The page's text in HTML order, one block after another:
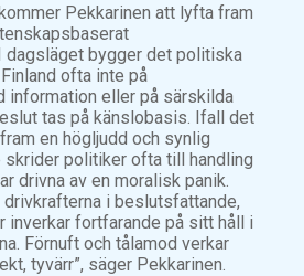
Pekkarinen att lyfta fram
dagsläget bygger det politiska
ofta inte på
information eller på särskilda
tas på känslobasis. Ifall det
en högljudd och synlig
politiker ofta till handling
drivna av en moralisk panik.
drivkrafterna i beslutsfattande,
inverkar fortfarande på sitt håll i
Förnuft och tålamod verkar
tyvärr”, säger Pekkarinen.